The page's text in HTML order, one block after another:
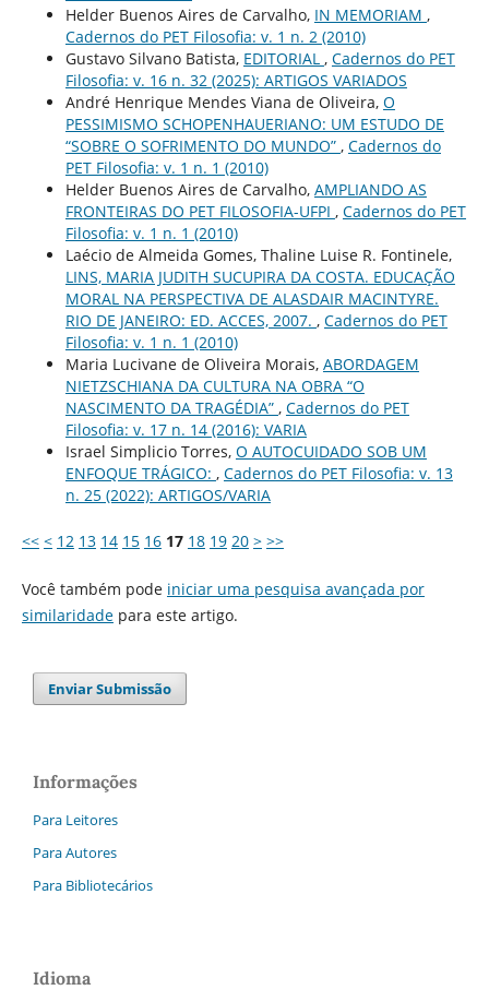
Helder Buenos Aires de Carvalho, IN MEMORIAM ,
Cadernos do PET Filosofia: v. 1 n. 2 (2010)
Gustavo Silvano Batista, EDITORIAL , Cadernos do PET
Filosofia: v. 16 n. 32 (2025): ARTIGOS VARIADOS
André Henrique Mendes Viana de Oliveira, O
PESSIMISMO SCHOPENHAUERIANO: UM ESTUDO DE
“SOBRE O SOFRIMENTO DO MUNDO” , Cadernos do
PET Filosofia: v. 1 n. 1 (2010)
Helder Buenos Aires de Carvalho, AMPLIANDO AS
FRONTEIRAS DO PET FILOSOFIA-UFPI , Cadernos do PET
Filosofia: v. 1 n. 1 (2010)
Laécio de Almeida Gomes, Thaline Luise R. Fontinele,
LINS, MARIA JUDITH SUCUPIRA DA COSTA. EDUCAÇÃO
MORAL NA PERSPECTIVA DE ALASDAIR MACINTYRE.
RIO DE JANEIRO: ED. ACCES, 2007. , Cadernos do PET
Filosofia: v. 1 n. 1 (2010)
Maria Lucivane de Oliveira Morais, ABORDAGEM
NIETZSCHIANA DA CULTURA NA OBRA “O
NASCIMENTO DA TRAGÉDIA” , Cadernos do PET
Filosofia: v. 17 n. 14 (2016): VARIA
Israel Simplicio Torres, O AUTOCUIDADO SOB UM
ENFOQUE TRÁGICO: , Cadernos do PET Filosofia: v. 13
n. 25 (2022): ARTIGOS/VARIA
<< < 12 13 14 15 16 17 18 19 20 > >>
Você também pode iniciar uma pesquisa avançada por
similaridadepara este artigo.
Enviar Submissão
Informações
Para Leitores
Para Autores
Para Bibliotecários
Idioma